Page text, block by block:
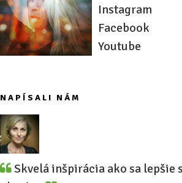
Instagram
Facebook
Youtube
NAPÍSALI NÁM
Skvelá inšpirácia ako sa lepšie